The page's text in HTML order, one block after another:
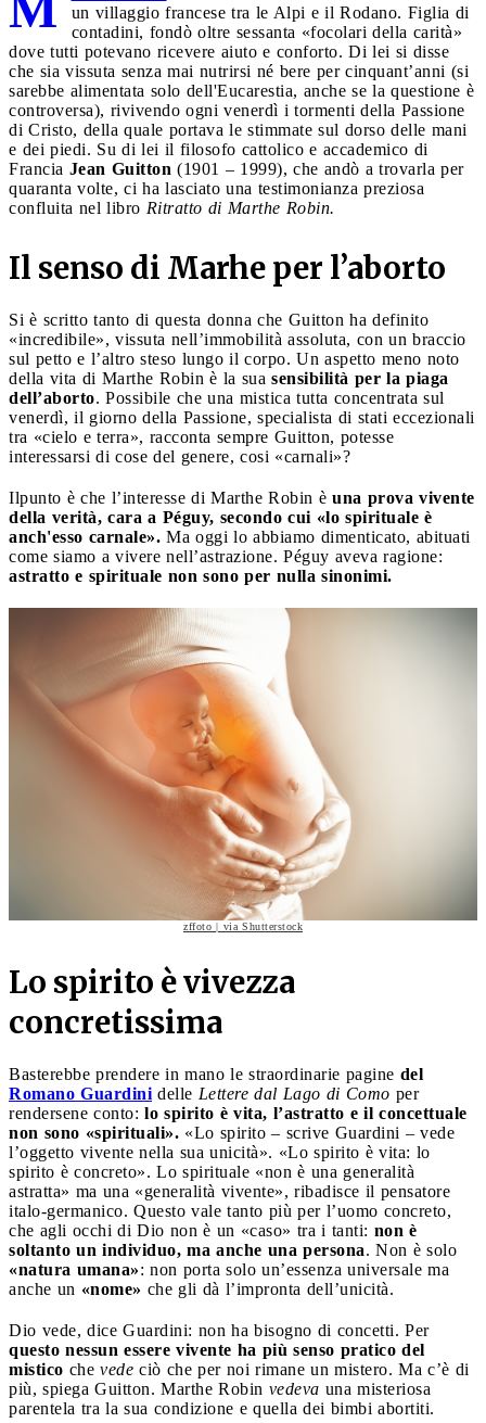
un villaggio francese tra le Alpi e il Rodano. Figlia di
contadini, fondò oltre sessanta «focolari della carità»
dove tutti potevano ricevere aiuto e conforto. Di lei si disse
che sia vissuta senza mai nutrirsi né bere per cinquant’anni (si
sarebbe alimentata solo dell'Eucarestia, anche se la questione è
controversa), rivivendo ogni venerdì i tormenti della Passione
di Cristo, della quale portava le stimmate sul dorso delle mani
e dei piedi. Su di lei il filosofo cattolico e accademico di
Francia Jean Guitton (1901 – 1999), che andò a trovarla per
quaranta volte, ci ha lasciato una testimonianza preziosa
confluita nel libro Ritratto di Marthe Robin.
Il senso di Marhe per l’aborto
Si è scritto tanto di questa donna che Guitton ha definito
«incredibile», vissuta nell’immobilità assoluta, con un braccio
sul petto e l’altro steso lungo il corpo. Un aspetto meno noto
della vita di Marthe Robin è la sua sensibilità per la piaga
dell’aborto. Possibile che una mistica tutta concentrata sul
venerdì, il giorno della Passione, specialista di stati eccezionali
tra «cielo e terra», racconta sempre Guitton, potesse
interessarsi di cose del genere, cosi «carnali»?
Ilpunto è che l’interesse di Marthe Robin è una prova vivente
della verità, cara a Péguy, secondo cui «lo spirituale è
anch'esso carnale». Ma oggi lo abbiamo dimenticato, abituati
come siamo a vivere nell’astrazione. Péguy aveva ragione:
astratto e spirituale non sono per nulla sinonimi.
zffoto | via Shutterstock
Lo spirito è vivezza
concretissima
Basterebbe prendere in mano le straordinarie pagine del
Romano Guardini delle Lettere dal Lago di Como per
rendersene conto: lo spirito è vita, l’astratto e il concettuale
non sono «spirituali». «Lo spirito – scrive Guardini – vede
l’oggetto vivente nella sua unicità». «Lo spirito è vita: lo
spirito è concreto». Lo spirituale «non è una generalità
astratta» ma una «generalità vivente», ribadisce il pensatore
italo-germanico. Questo vale tanto più per l’uomo concreto,
che agli occhi di Dio non è un «caso» tra i tanti: non è
soltanto un individuo, ma anche una persona. Non è solo
«natura umana»: non porta solo un’essenza universale ma
anche un «nome» che gli dà l’impronta dell’unicità.
Dio vede, dice Guardini: non ha bisogno di concetti. Per
questo nessun essere vivente ha più senso pratico del
mistico che vede ciò che per noi rimane un mistero. Ma c’è di
più, spiega Guitton. Marthe Robin vedeva una misteriosa
parentela tra la sua condizione e quella dei bimbi abortiti.